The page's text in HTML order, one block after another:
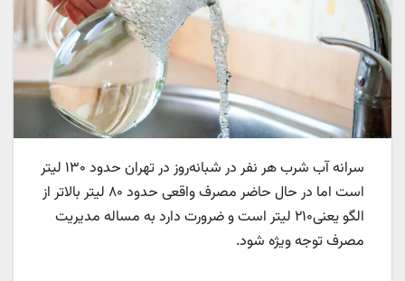
سرانه آب شرب هر نفر در شبانه‌روز در تهران حدود ۱۳۰ لیتر
است اما در حال حاضر مصرف واقعی حدود ۸۰ لیتر بالاتر از
الگو یعنی۲۱۰ لیتر است و ضرورت دارد به مساله مدیریت
مصرف توجه ویژه شود.